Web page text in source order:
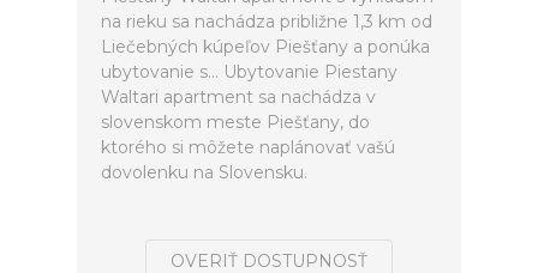
na rieku sa nachádza približne 1,3 km od
Liečebných kúpeľov Piešťany a ponúka
ubytovanie s... Ubytovanie Piestany
Waltari apartment sa nachádza v
slovenskom meste Piešťany, do
ktorého si môžete naplánovať vašú
dovolenku na Slovensku.
OVERIŤ DOSTUPNOSŤ